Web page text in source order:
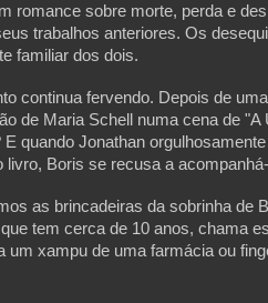
romance sobre morte, perda e
trabalhos anteriores. Os
familiar dos dois.
continua fervendo. Depois de
de Maria Schell numa cena de "A
quando Jonathan
livro, Boris se recusa a
as brincadeiras da sobrinha de
tem cerca de 10 anos, chama
um xampu de uma farmácia ou